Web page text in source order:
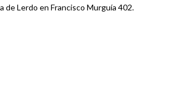
de Lerdo en Francisco Murguía 402.